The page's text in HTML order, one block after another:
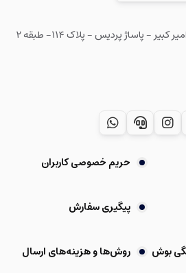
سه راه امین حضور - خیابان امیر کبیر - پاساژ پردیس - پلاک ۱۱۴- طبقه ۲
حریم خصوصی کاربران
پیگیری سفارش
بوش روش‌ها و هزینه‌های ارسال